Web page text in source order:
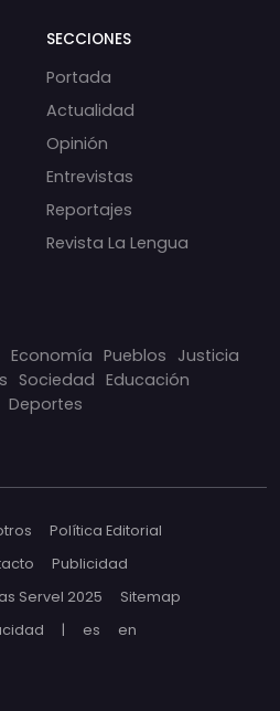
SECCIONES
Portada
Actualidad
Opinión
Entrevistas
Reportajes
Revista La Lengua
Economía Pueblos Justicia
Sociedad Educación
Deportes
Política Editorial
Publicidad
Servel 2025
Sitemap
| es en